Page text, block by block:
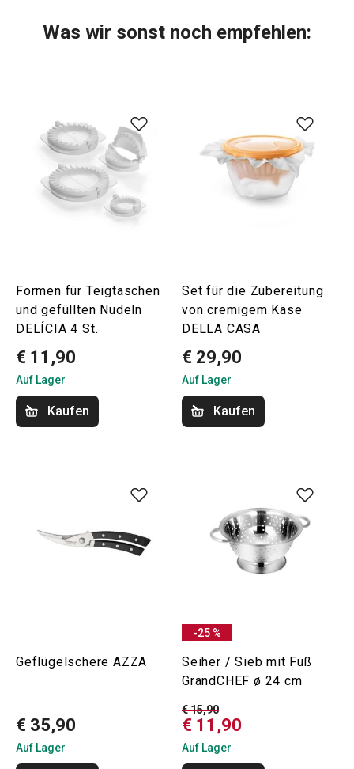
Was wir sonst noch empfehlen:
Formen für Teigtaschen
und gefüllten Nudeln
DELÍCIA 4 St.
€ 11,90
Auf Lager
Kaufen
Set für die Zubereitung
von cremigem Käse
DELLA CASA
€ 29,90
Auf Lager
Kaufen
Geflügelschere AZZA
€ 35,90
Auf Lager
-25 %
Seiher / Sieb mit Fuß
GrandCHEF ø 24 cm
€ 15,90
€ 11,90
Auf Lager